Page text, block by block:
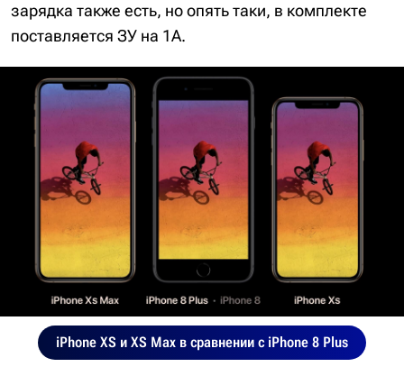
зарядка также есть, но опять таки, в комплекте
поставляется ЗУ на 1A.
iPhone XS и XS Max в сравнении с iPhone 8 Plus